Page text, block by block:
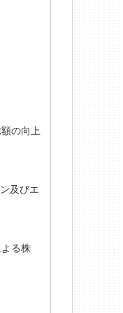
の向上
及びエ
る株